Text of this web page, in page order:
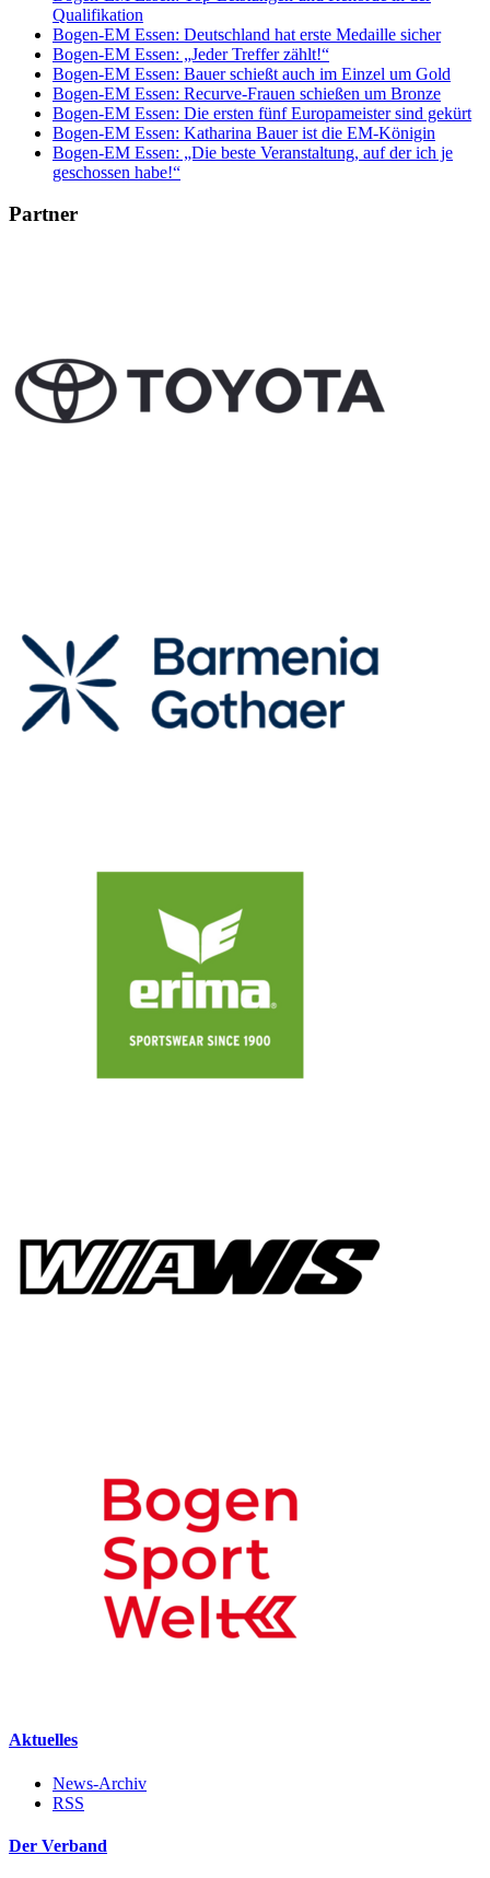
Qualifikation
Bogen-EM Essen: Deutschland hat erste Medaille sicher
Bogen-EM Essen: „Jeder Treffer zählt!“
Bogen-EM Essen: Bauer schießt auch im Einzel um Gold
Bogen-EM Essen: Recurve-Frauen schießen um Bronze
Bogen-EM Essen: Die ersten fünf Europameister sind gekürt
Bogen-EM Essen: Katharina Bauer ist die EM-Königin
Bogen-EM Essen: „Die beste Veranstaltung, auf der ich je
geschossen habe!“
Partner
Aktuelles
News-Archiv
RSS
Der Verband